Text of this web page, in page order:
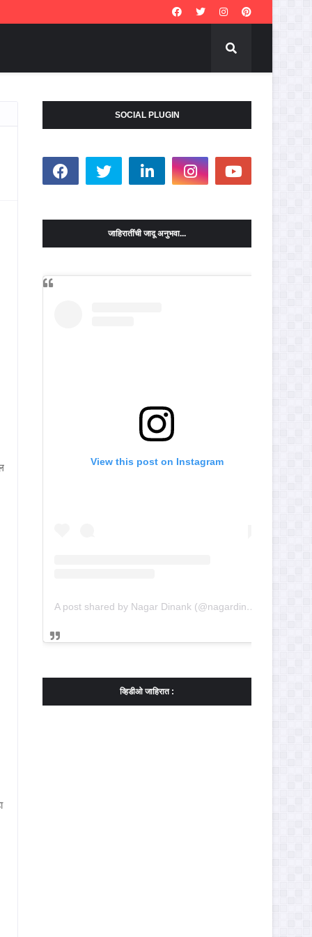
SOCIAL PLUGIN
जाहिरातींची जादू अनुभवा...
View this post on Instagram
A post shared by Nagar Dinank (@nagardinank)
व्हिडीओ जाहिरात :